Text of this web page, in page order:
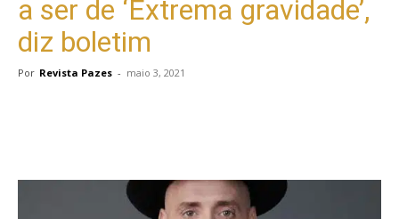
a ser de ‘Extrema gravidade’,
diz boletim
Por Revista Pazes - maio 3, 2021